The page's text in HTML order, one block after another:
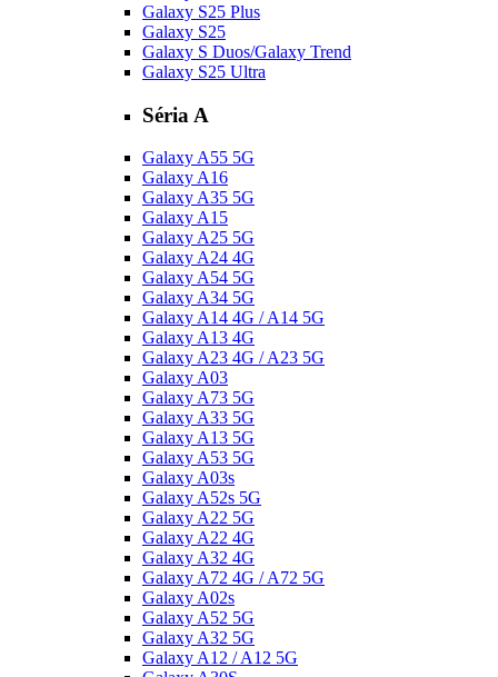
Galaxy S25 Plus
Galaxy S25
Galaxy S Duos/Galaxy Trend
Galaxy S25 Ultra
Séria A
Galaxy A55 5G
Galaxy A16
Galaxy A35 5G
Galaxy A15
Galaxy A25 5G
Galaxy A24 4G
Galaxy A54 5G
Galaxy A34 5G
Galaxy A14 4G / A14 5G
Galaxy A13 4G
Galaxy A23 4G / A23 5G
Galaxy A03
Galaxy A73 5G
Galaxy A33 5G
Galaxy A13 5G
Galaxy A53 5G
Galaxy A03s
Galaxy A52s 5G
Galaxy A22 5G
Galaxy A22 4G
Galaxy A32 4G
Galaxy A72 4G / A72 5G
Galaxy A02s
Galaxy A52 5G
Galaxy A32 5G
Galaxy A12 / A12 5G